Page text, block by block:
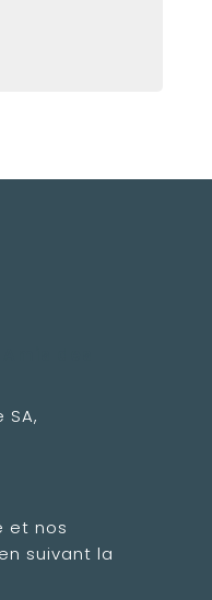
SA,
et nos
suivant la